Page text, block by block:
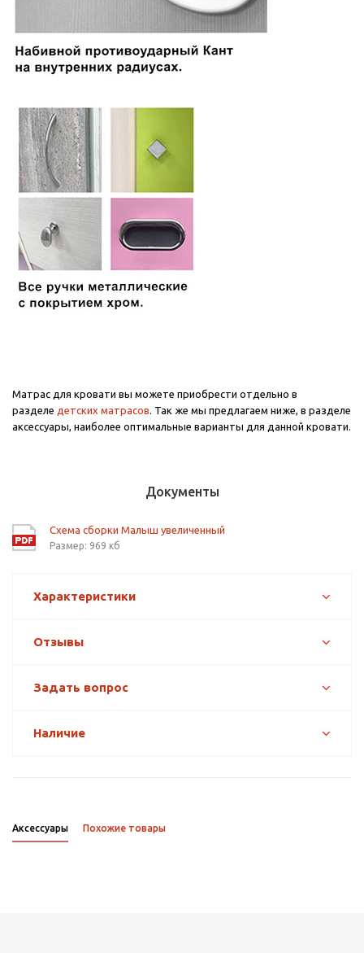
Матрас для кровати вы можете приобрести отдельно в
разделе детских матрасов. Так же мы предлагаем ниже, в разделе
аксессуары, наиболее оптимальные варианты для данной кровати.
Документы
Схема сборки Малыш увеличенный
Размер: 969 кб
Характеристики
Отзывы
Задать вопрос
Наличие
Аксессуары Похожие товары